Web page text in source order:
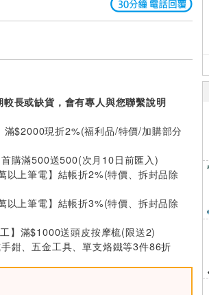
長或缺貨，會有專人與您聯繫說明
滿$2000現折2%(福利品/特價/加購部分
首購滿500送500(次月10日前匯入)
以上筆電】結帳折2%(特價、拆封品除
以上筆電】結帳折3%(特價、拆封品除
】滿$1000送頭皮按摩梳(限送2)
手鉗、五金工具、單支烙鐵等3件86折